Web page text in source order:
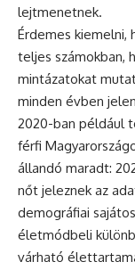
lejtmenetnek.
Érdemes kiemelni,
teljes számokban,
mintázatokat
minden évben
2020-ban például
férfi
állandó maradt:
nőt jeleznek az
demográfiai
életmódbeli
várható